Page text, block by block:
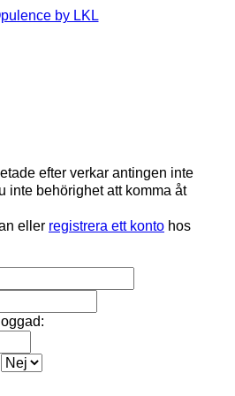
efter verkar antingen inte
inte behörighet att komma åt
eller registrera ett konto hos